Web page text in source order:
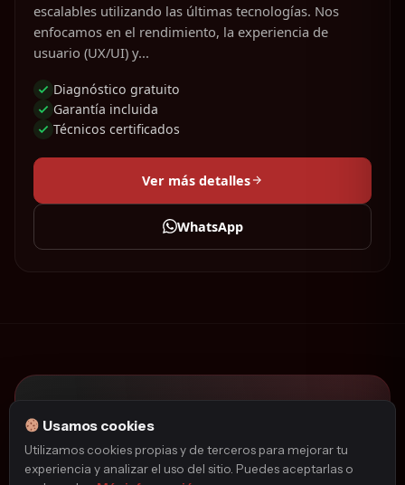
escalables utilizando las últimas tecnologías. Nos
enfocamos en el rendimiento, la experiencia de
usuario (UX/UI) y...
Diagnóstico gratuito
Garantía incluida
Técnicos certificados
Ver más detalles
WhatsApp
¿No encuentras el servicio que
necesitas?
Cuéntanos tu caso. Nuestro equipo técnico
Usamos cookies
Utilizamos cookies propias y de terceros para mejorar tu
experiencia y analizar el uso del sitio. Puedes aceptarlas o